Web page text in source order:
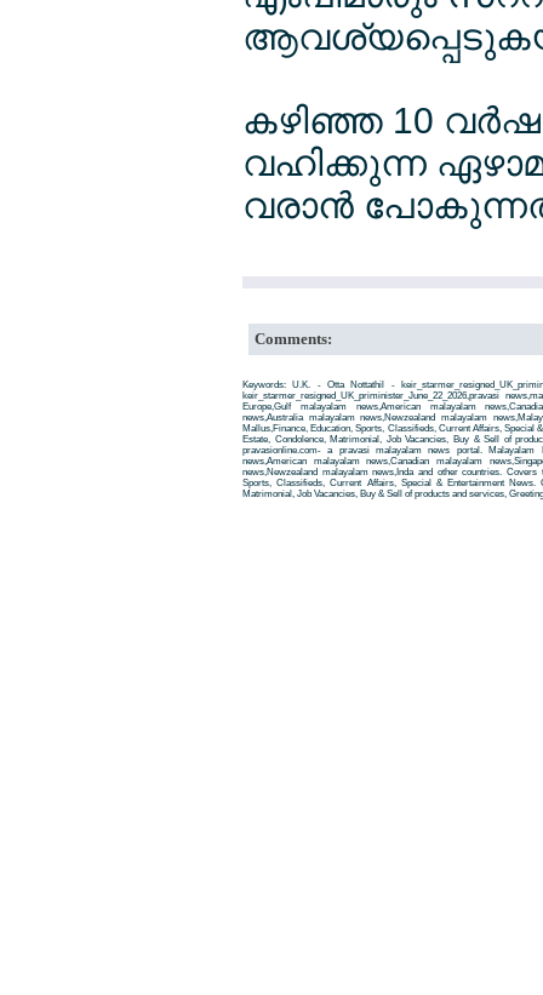
കഴിഞ്ഞ 10
വഹിക്കുന്ന
വരാന്‍
Comments:
Keywords: U.K. - Otta Nottathil -
keir_starmer_resigned_UK_priminister_June_22_2026,pravasi
Europe,Gulf malayalam news,American malayalam
news,Australia malayalam news,Newzealand malayalam
Mallus,Finance, Education, Sports, Classifieds, Current Affairs, Special
Estate, Condolence, Matrimonial, Job Vacancies, Buy & Sell of
pravasionline.com- a pravasi malayalam news portal. Malayalam
news,American malayalam news,Canadian malayalam
news,Newzealand malayalam news,Inda and other countries.
Sports, Classifieds, Current Affairs, Special & Entertainment News.
Matrimonial, Job Vacancies, Buy & Sell of products and services,